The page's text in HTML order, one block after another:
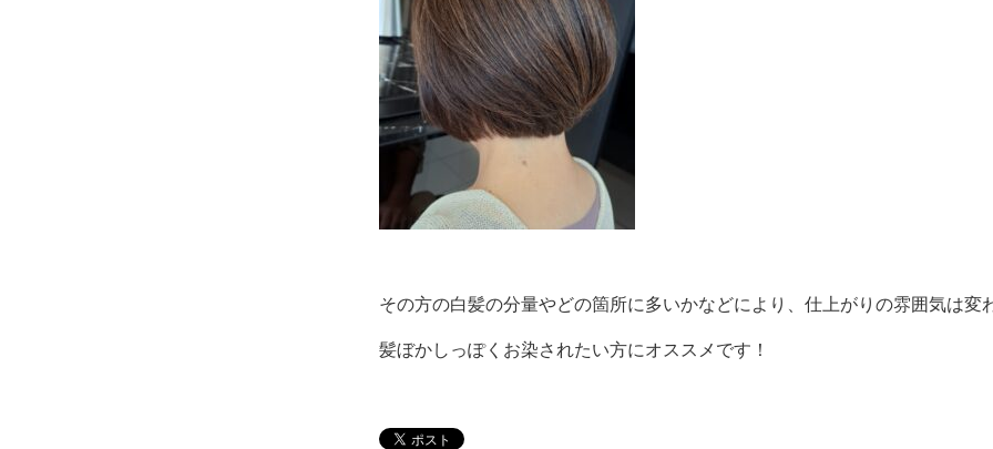
その方の白髪の分量やどの箇所に多いかなどにより、仕上がりの雰囲気は変
髪ぼかしっぽくお染されたい方にオススメです！